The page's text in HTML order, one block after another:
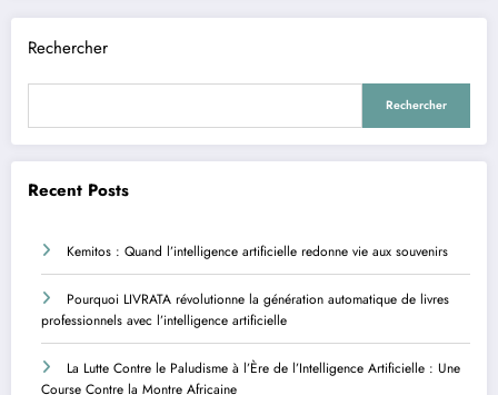
Rechercher
Rechercher
Recent Posts
Kemitos : Quand l’intelligence artificielle redonne vie aux souvenirs
Pourquoi LIVRATA révolutionne la génération automatique de livres
professionnels avec l’intelligence artificielle
La Lutte Contre le Paludisme à l’Ère de l’Intelligence Artificielle : Une
Course Contre la Montre Africaine